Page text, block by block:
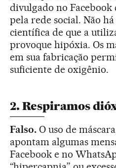
divulgado no
pela rede social. Não
científica de que a
provoque hipóxia. Os
em sua fabricação
suficiente de oxigênio.
2. Respiramos
Falso. O uso de
apontam algumas
Facebook e no